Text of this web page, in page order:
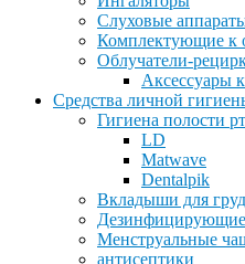
Слуховые
Комплектующие к
Облучатели-
Аксессуары
Средства личной
Гигиена полости
LD
Matwave
Dentalpik
Вкладыши для
Менструальные
антисептики